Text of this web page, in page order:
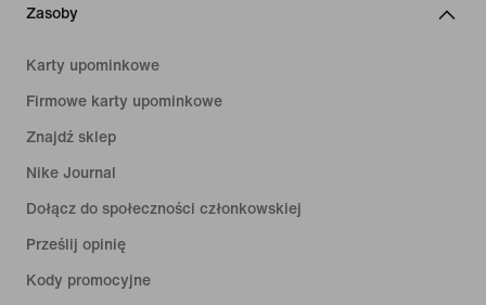
Zasoby
Karty upominkowe
Firmowe karty upominkowe
Znajdź sklep
Nike Journal
Dołącz do społeczności członkowskiej
Prześlij opinię
Kody promocyjne